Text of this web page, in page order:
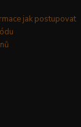
jak postupovat